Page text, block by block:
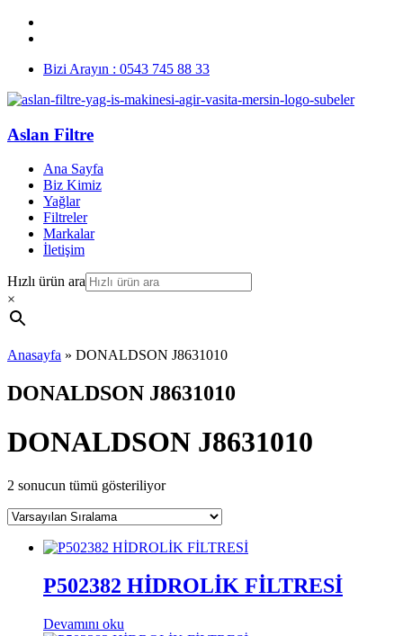
Bizi Arayın : 0543 745 88 33
Aslan Filtre
Ana Sayfa
Biz Kimiz
Yağlar
Filtreler
Markalar
İletişim
Hızlı ürün ara
×
Anasayfa » DONALDSON J8631010
DONALDSON J8631010
DONALDSON J8631010
2 sonucun tümü gösteriliyor
P502382 HİDROLİK FİLTRESİ
Devamını oku